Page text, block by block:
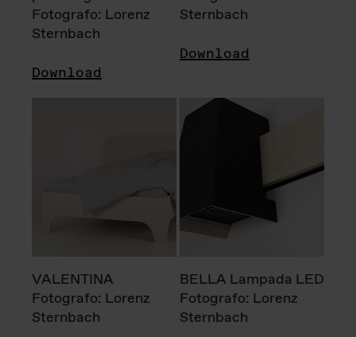
Fotografo: Lorenz
Sternbach
Download
Sternbach
Download
VALENTINA
Fotografo: Lorenz
Sternbach
BELLA Lampada LED
Fotografo: Lorenz
Sternbach